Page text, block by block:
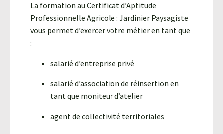
La formation au Certificat d’Aptitude
Professionnelle Agricole : Jardinier Paysagiste
vous permet d’exercer votre métier en tant que
:
salarié d’entreprise privé
salarié d’association de réinsertion en
tant que moniteur d’atelier
agent de collectivité territoriales